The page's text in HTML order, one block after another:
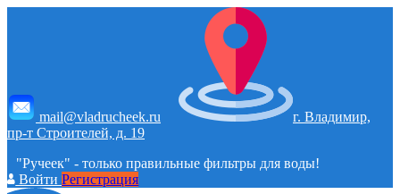
mail@vladrucheek.ru
г. Владимир,
пр-т Строителей, д. 19
"Ручеек" - только правильные фильтры для воды!
ВойтиРегистрация